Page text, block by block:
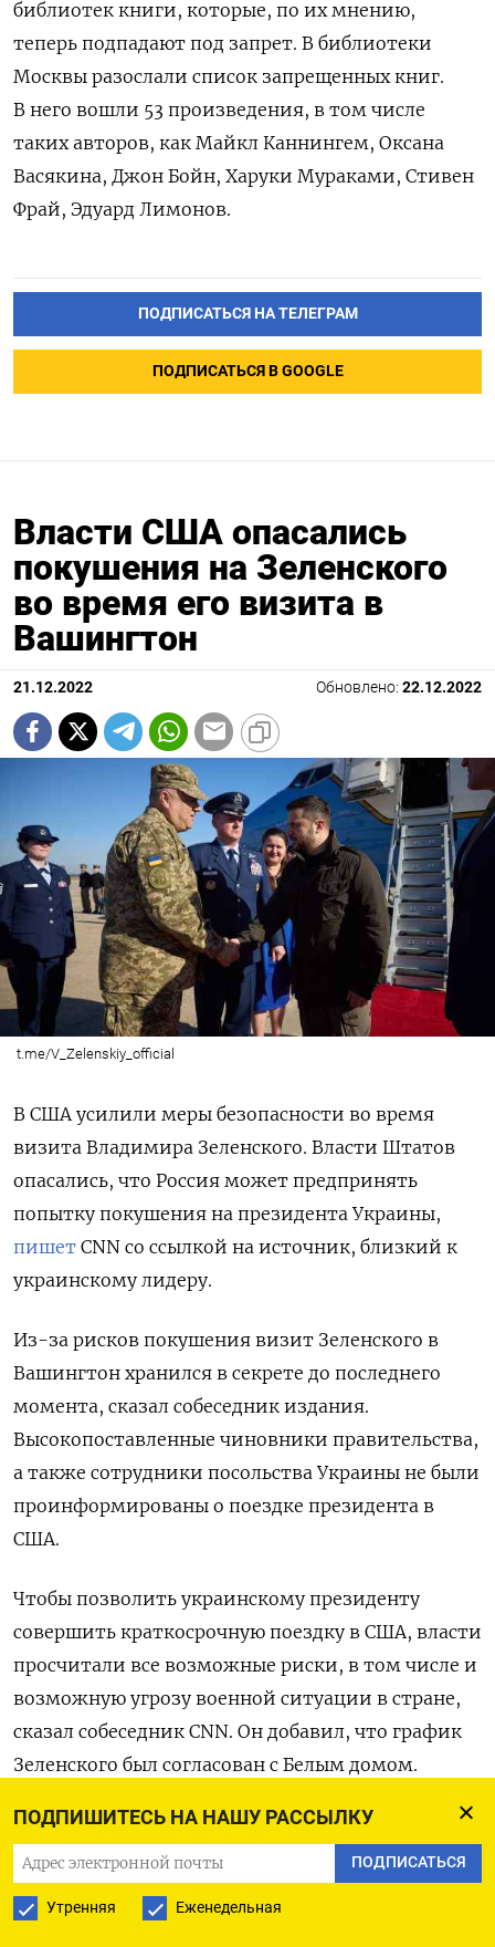
ПОДПИШИТЕСЬ НА НАШУ РАССЫЛКУ
ПОДПИСАТЬСЯ
Утренняя Еженедельная
библиотек книги, которые, по их мнению,
теперь подпадают под запрет. В библиотеки
Москвы разослали список запрещенных книг.
В него вошли 53 произведения, в том числе
таких авторов, как Майкл Каннингем, Оксана
Васякина, Джон Бойн, Харуки Мураками, Стивен
Фрай, Эдуард Лимонов.
ПОДПИСАТЬСЯ НА ТЕЛЕГРАМ
ПОДПИСАТЬСЯ В GOOGLE
Власти США опасались
покушения на Зеленского
во время его визита в
Вашингтон
21.12.2022 Обновлено: 22.12.2022
t.me/V_Zelenskiy_official
В США усилили меры безопасности во время
визита Владимира Зеленского. Власти Штатов
опасались, что Россия может предпринять
попытку покушения на президента Украины,
пишет CNN со ссылкой на источник, близкий к
украинскому лидеру.
Из-за рисков покушения визит Зеленского в
Вашингтон хранился в секрете до последнего
момента, сказал собеседник издания.
Высокопоставленные чиновники правительства,
а также сотрудники посольства Украины не были
проинформированы о поездке президента в
США.
Чтобы позволить украинскому президенту
совершить краткосрочную поездку в США, власти
просчитали все возможные риски, в том числе и
возможную угрозу военной ситуации в стране,
сказал собеседник CNN. Он добавил, что график
Зеленского был согласован с Белым домом.
Зеленский впервые с начала войны в
Украине покинул страну. Он
не хотел уезжать без
гарантий, что его визит принесет реальную
пользу, отмечает собеседник издания. Зеленский